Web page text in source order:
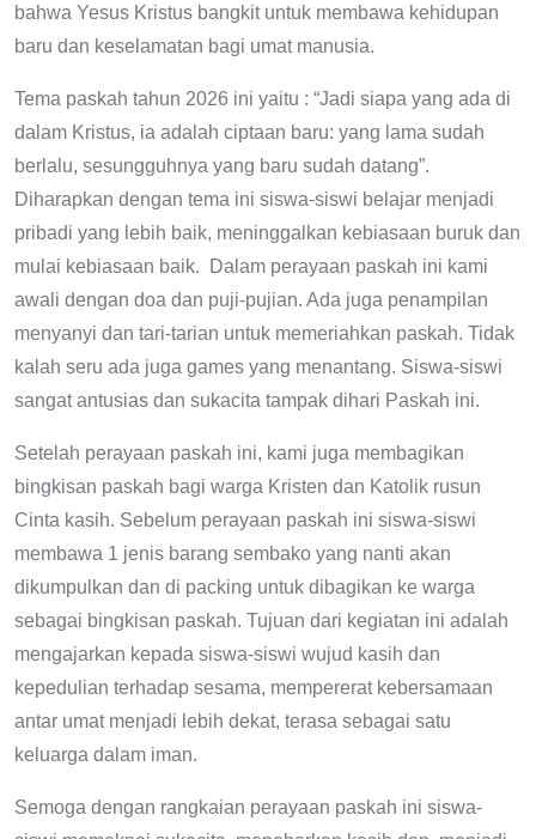
bahwa Yesus Kristus bangkit untuk membawa kehidupan
baru dan keselamatan bagi umat manusia.
Tema paskah tahun 2026 ini yaitu : “Jadi siapa yang ada di
dalam Kristus, ia adalah ciptaan baru: yang lama sudah
berlalu, sesungguhnya yang baru sudah datang”.
Diharapkan dengan tema ini siswa-siswi belajar menjadi
pribadi yang lebih baik, meninggalkan kebiasaan buruk dan
mulai kebiasaan baik. Dalam perayaan paskah ini kami
awali dengan doa dan puji-pujian. Ada juga penampilan
menyanyi dan tari-tarian untuk memeriahkan paskah. Tidak
kalah seru ada juga games yang menantang. Siswa-siswi
sangat antusias dan sukacita tampak dihari Paskah ini.
Setelah perayaan paskah ini, kami juga membagikan
bingkisan paskah bagi warga Kristen dan Katolik rusun
Cinta kasih. Sebelum perayaan paskah ini siswa-siswi
membawa 1 jenis barang sembako yang nanti akan
dikumpulkan dan di packing untuk dibagikan ke warga
sebagai bingkisan paskah. Tujuan dari kegiatan ini adalah
mengajarkan kepada siswa-siswi wujud kasih dan
kepedulian terhadap sesama, mempererat kebersamaan
antar umat menjadi lebih dekat, terasa sebagai satu
keluarga dalam iman.
Semoga dengan rangkaian perayaan paskah ini siswa-